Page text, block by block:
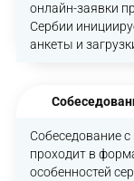
онлайн-заявки
Сербии
анкеты и
Собеседование
проходит в
особенностей